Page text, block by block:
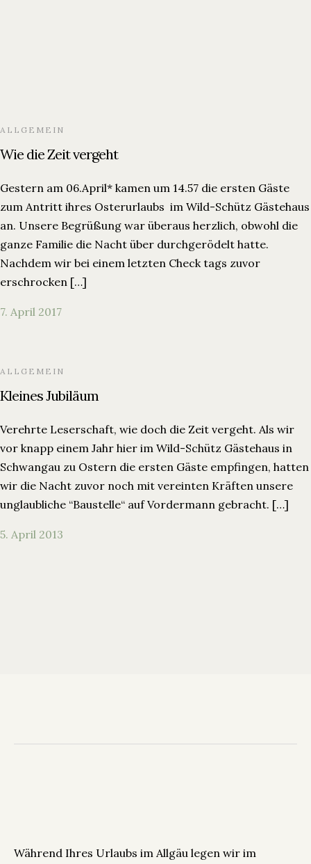
ALLGEMEIN
Wie die Zeit vergeht
Gestern am 06.April* kamen um 14.57 die ersten Gäste
zum Antritt ihres Osterurlaubs im Wild-Schütz Gästehaus
an. Unsere Begrüßung war überaus herzlich, obwohl die
ganze Familie die Nacht über durchgerödelt hatte.
Nachdem wir bei einem letzten Check tags zuvor
erschrocken […]
7. April 2017
ALLGEMEIN
Kleines Jubiläum
Verehrte Leserschaft, wie doch die Zeit vergeht. Als wir
vor knapp einem Jahr hier im Wild-Schütz Gästehaus in
Schwangau zu Ostern die ersten Gäste empfingen, hatten
wir die Nacht zuvor noch mit vereinten Kräften unsere
unglaubliche “Baustelle“ auf Vordermann gebracht. […]
5. April 2013
Während Ihres Urlaubs im Allgäu legen wir im